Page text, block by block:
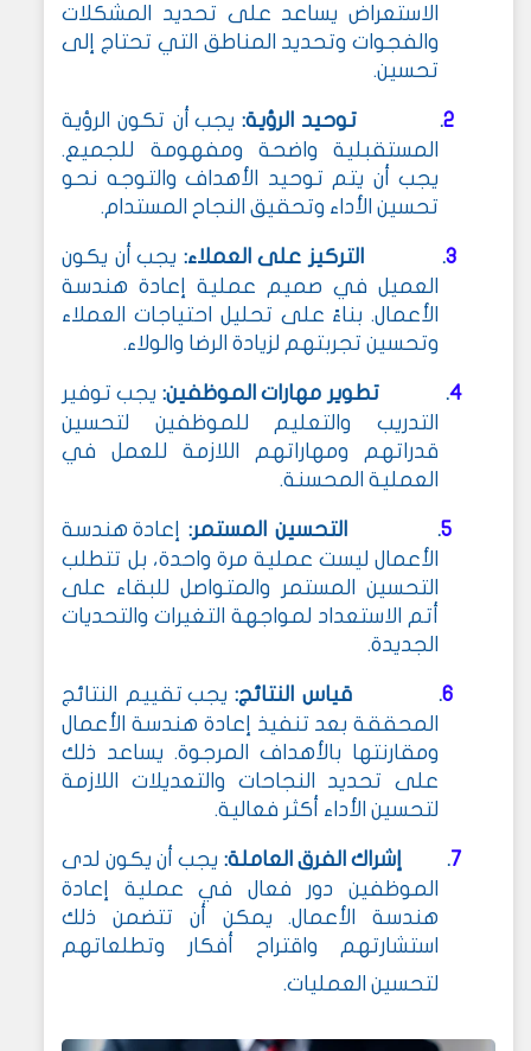
الاستعراض يساعد على تحديد المشكلات
والفجوات وتحديد المناطق التي تحتاج إلى
تحسين.
2
. توحيد الرؤية: يجب أن تكون الرؤية
المستقبلية واضحة ومفهومة للجميع.
يجب أن يتم توحيد الأهداف والتوجه نحو
تحسين الأداء وتحقيق النجاح المستدام.
3
. التركيز على العملاء: يجب أن يكون
العميل في صميم عملية إعادة هندسة
الأعمال. بناءً على تحليل احتياجات العملاء
وتحسين تجربتهم لزيادة الرضا والولاء.
4
. تطوير مهارات الموظفين: يجب توفير
التدريب والتعليم للموظفين لتحسين
قدراتهم ومهاراتهم اللازمة للعمل في
العملية المحسنة.
5
. التحسين المستمر:
إعادة هندسة
الأعمال ليست عملية مرة واحدة، بل تتطلب
التحسين المستمر والمتواصل للبقاء على
أتم الاستعداد لمواجهة التغيرات والتحديات
الجديدة.
6
. قياس النتائج: يجب تقييم النتائج
المحققة بعد تنفيذ إعادة هندسة الأعمال
ومقارنتها بالأهداف المرجوة. يساعد ذلك
على تحديد النجاحات والتعديلات اللازمة
لتحسين الأداء أكثر فعالية.
7
. إشراك الفرق العاملة: يجب أن يكون لدى
الموظفين دور فعال في عملية إعادة
هندسة الأعمال. يمكن أن تتضمن ذلك
استشارتهم واقتراح أفكار وتطلعاتهم
لتحسين العمليات.